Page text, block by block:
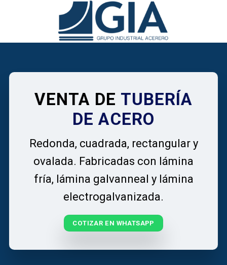
VENTA DE TUBERÍA
DE ACERO
Redonda, cuadrada, rectangular y
ovalada. Fabricadas con lámina
fría, lámina galvanneal y lámina
electrogalvanizada.
COTIZAR EN WHATSAPP